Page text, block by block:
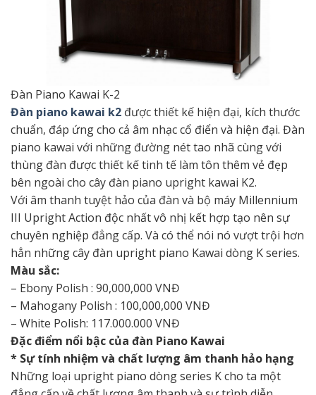
Đàn Piano Kawai K-2
Đàn piano kawai k2 được thiết kế hiện đại, kích thước
chuẩn, đáp ứng cho cả âm nhạc cổ điển và hiện đại. Đàn
piano kawai với những đường nét tao nhã cùng với
thùng đàn được thiết kế tinh tế làm tôn thêm vẻ đẹp
bên ngoài cho cây đàn piano upright kawai K2.
Với âm thanh tuyệt hảo của đàn và bộ máy Millennium
III Upright Action độc nhất vô nhị kết hợp tạo nên sự
chuyên nghiệp đẳng cấp. Và có thể nói nó vượt trội hơn
hẳn những cây đàn upright piano Kawai dòng K series.
Màu sắc:
– Ebony Polish : 90,000,000 VNĐ
– Mahogany Polish : 100,000,000 VNĐ
– White Polish: 117.000.000 VNĐ
Đặc điểm nổi bậc của đàn Piano Kawai
* Sự tính nhiệm và chất lượng âm thanh hảo hạng
Những loại upright piano dòng series K cho ta một